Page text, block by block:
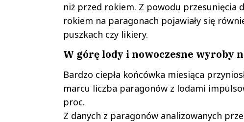
niż przed rokiem. Z powodu przesunięcia
rokiem na paragonach pojawiały się
puszkach czy likiery.
W górę lody i nowoczesne wyroby
Bardzo ciepła końcówka miesiąca
marcu liczba paragonów z lodami
proc.
Z danych z paragonów analizowanych